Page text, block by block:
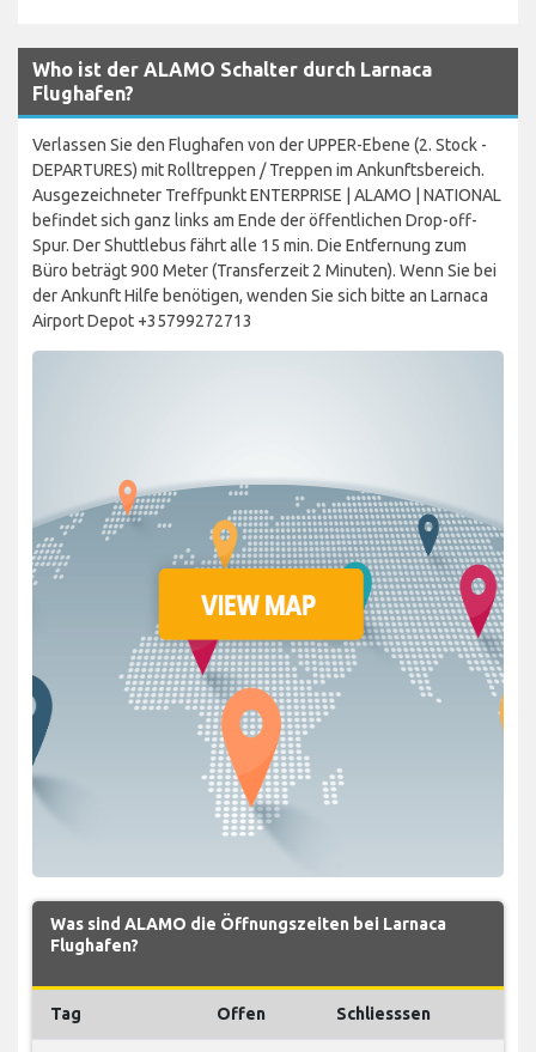
Who ist der ALAMO Schalter durch Larnaca
Flughafen?
Verlassen Sie den Flughafen von der UPPER-Ebene (2. Stock -
DEPARTURES) mit Rolltreppen / Treppen im Ankunftsbereich.
Ausgezeichneter Treffpunkt ENTERPRISE | ALAMO | NATIONAL
befindet sich ganz links am Ende der öffentlichen Drop-off-
Spur. Der Shuttlebus fährt alle 15 min. Die Entfernung zum
Büro beträgt 900 Meter (Transferzeit 2 Minuten). Wenn Sie bei
der Ankunft Hilfe benötigen, wenden Sie sich bitte an Larnaca
Airport Depot +35799272713
Was sind ALAMO die Öffnungszeiten bei Larnaca
Flughafen?
Tag Offen Schliesssen